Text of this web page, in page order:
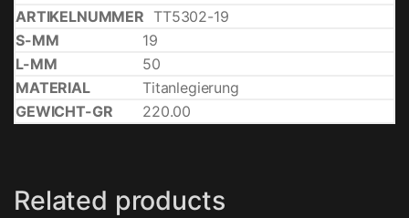
TT5302-19
19
50
Titanlegierung
220.00
Related products